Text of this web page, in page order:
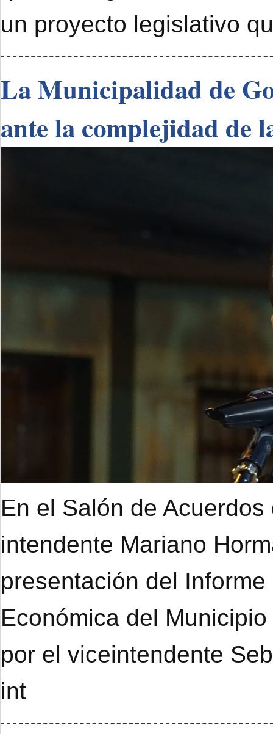
un proyecto legislativo
La Municipalidad de
ante la complejidad de
En el Salón de
intendente Mariano
presentación del
Económica del
por el viceintendente
int